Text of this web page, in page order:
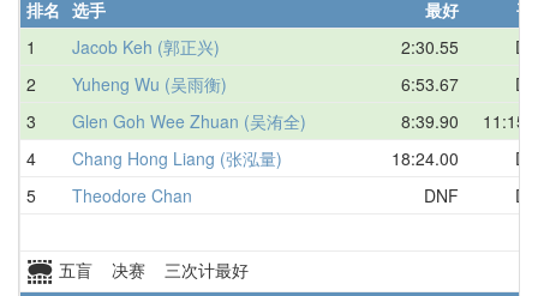
排名 选手 最好
平
1
Jacob Keh (郭正兴) 2:30.55
2
Yuheng Wu (吴雨衡) 6:53.67
3
Glen Goh Wee Zhuan (吴洧全) 8:39.90
4
Chang Hong Liang (张泓量) 18:24.00
5
Theodore Chan DNF
五盲 决赛 三次计最好